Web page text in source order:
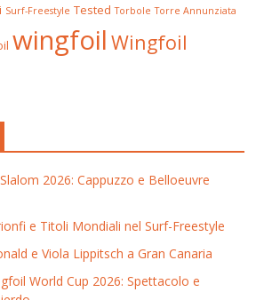
Surf-Freestyle Tested Torbole Torre Annunziata
wingfoil Wingfoil
2026: Cappuzzo e Belloeuvre
e Titoli Mondiali nel Surf-Freestyle
e Viola Lippitsch a Gran Canaria
World Cup 2026: Spettacolo e